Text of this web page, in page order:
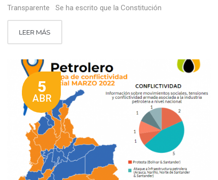
Transparente Se ha escrito que la Constitución
LEER MÁS
5
ABR